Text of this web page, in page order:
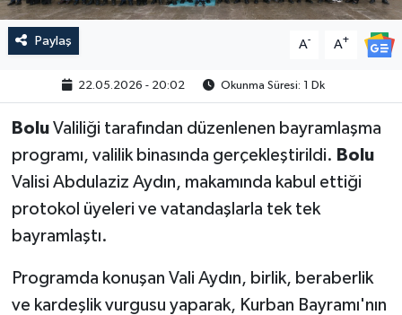
Paylaş A- A+
22.05.2026 - 20:02 Okunma Süresi: 1 Dk
BoluValiliği tarafından düzenlenen bayramlaşma
programı, valilik binasında gerçekleştirildi. Bolu
Valisi Abdulaziz Aydın, makamında kabul ettiği
protokol üyeleri ve vatandaşlarla tek tek
bayramlaştı.
Programda konuşan Vali Aydın, birlik, beraberlik
ve kardeşlik vurgusu yaparak, Kurban Bayramı'nın